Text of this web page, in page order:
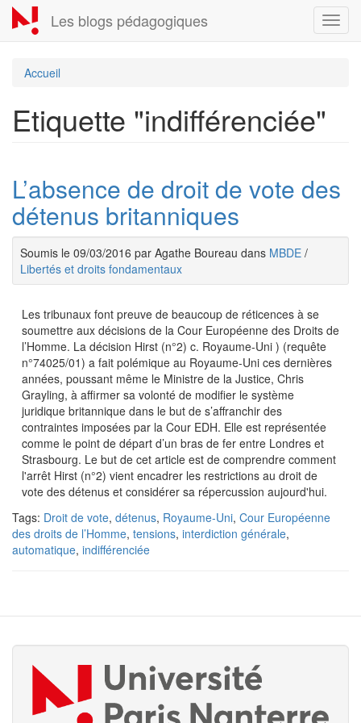
Aller
au
contenu
Les blogs pédagogiques
Accueil
Etiquette "indifférenciée"
L’absence de droit de vote des
détenus britanniques
Soumis le 09/03/2016 par Agathe Boureau dans MBDE /
Libertés et droits fondamentaux
Les tribunaux font preuve de beaucoup de réticences à se
soumettre aux décisions de la Cour Européenne des Droits de
l’Homme. La décision Hirst (n°2) c. Royaume-Uni ) (requête
n°74025/01) a fait polémique au Royaume-Uni ces dernières
années, poussant même le Ministre de la Justice, Chris
Grayling, à affirmer sa volonté de modifier le système
juridique britannique dans le but de s’affranchir des
contraintes imposées par la Cour EDH. Elle est représentée
comme le point de départ d’un bras de fer entre Londres et
Strasbourg. Le but de cet article est de comprendre comment
l'arrêt Hirst (n°2) vient encadrer les restrictions au droit de
vote des détenus et considérer sa répercussion aujourd'hui.
Tags: Droit de vote, détenus, Royaume-Uni, Cour Européenne
des droits de l’Homme, tensions, interdiction générale,
automatique, indifférenciée